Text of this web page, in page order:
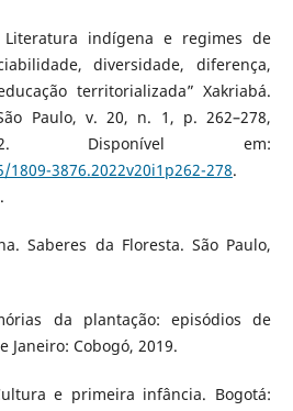
Literatura indígena e regimes de
diversidade, diferença,
territorializada” Xakriabá.
Paulo, v. 20, n. 1, p. 262–278,
Disponível em:
3876.2022v20i1p262-278.
Saberes da Floresta. São Paulo,
da plantação: episódios de
Janeiro: Cobogó, 2019.
e primeira infância. Bogotá: